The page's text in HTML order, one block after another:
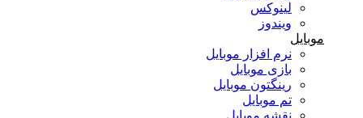
لینوکس
ویندوز
نرم افزار موبایل
بازی موبایل
رینگتون موبایل
تم موبایل
نقشه موبایل